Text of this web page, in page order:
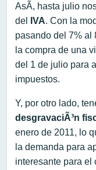
AsÃ­, hasta julio
del
IVA. Con la
pasando del 7% al
la compra de una
del 1 de julio para
impuestos.
Y, por otro lado,
desgravaciÃ³n
enero de 2011, lo
la demanda para
interesante para el